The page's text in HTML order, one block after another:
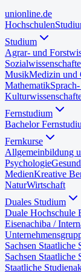
unionline.de
Hochschulen
Studium
Agrar- und
MusikMedizin und
Mathematik
Fernstudium
Bachelor
Fernkurse
Allgemeinbildung
Psychologie
MedienKreative
NaturWirtschaft
Duales Studium
Duale Hochschule
Eisenachiba /
Sachsen Staatliche
Sachsen Staatliche
Staatliche